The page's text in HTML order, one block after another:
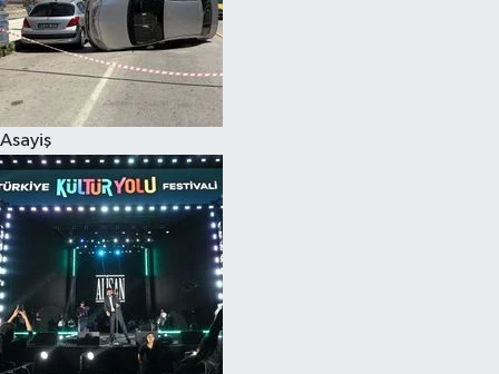
Asayiş
Yaşam-Çevre